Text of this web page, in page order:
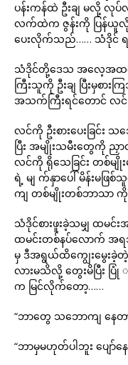
ပန်းကန်ထဲ ဦးချ မလို့ လုပ်
လက်ထဲက ဇွန်းကို ပြန်ယူ
ပေးလိုက်သည်…… သံဒိုင်
သံဒိုင်တို့ဒေသ အလေ့အထ
ကြီးသူကို ဦးချ ပြီးမှစာ
အသက်ကြီးရင်တောင် လင်
လင်ကို ဦးစားပေးခြင်း သ
ပြီး အမျိုးသမီးတွေကို ညှ
လင်ကို ရိုသေခြင်း တစ်မျို
ရဲ့ မျ က်နှာပေါ် မိန်းမဖ
ကျ တစ်မျိုးတစ်ဘာသာ
သံဒိုင်စားဖူးခဲ့သမျှ ထမင်း
ထမင်းတစ်နပ်လောက် အ
မှ ဒီအရွယ်ထိကျွေးမွေးခဲ့
လားမသိလို့ တွေးမိပြီး
က မြင်လိုက်တော့……
“ဘာတွေ သဘောကျ နေတ
“ဘာမှမဟုတ်ပါဘူး ပျော်န